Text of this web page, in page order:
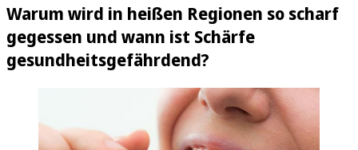
Warum wird in heißen Regionen so scharf
gegessen und wann ist Schärfe
gesundheitsgefährdend?